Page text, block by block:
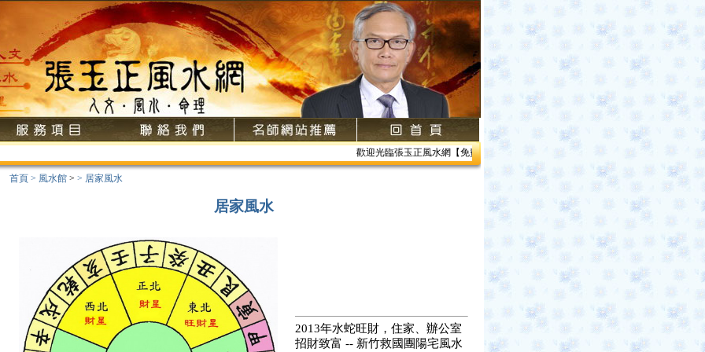
歡迎光臨張玉正風水網【免費網路線上教學】【風水館】1.居家風水2.企業風水3.帝
首頁 > 風水館 > > 居家風水
居家風水
2013年水蛇旺財，住家、辦公室
招財致富 -- 新竹救國團陽宅風水